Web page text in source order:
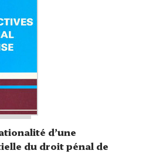
d’une
du droit pénal de